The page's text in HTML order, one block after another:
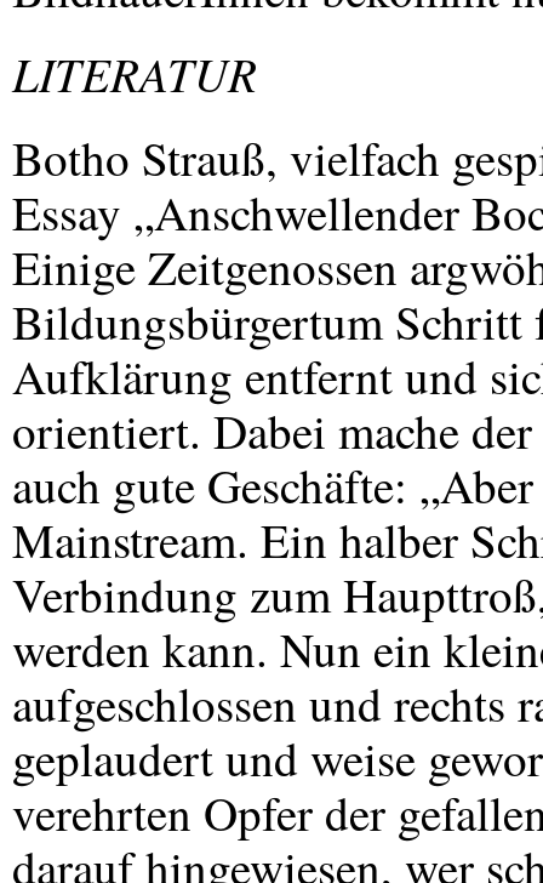
LITERATUR
Botho Strauß, vielfach
Essay „Anschwellender
Einige Zeitgenossen
Bildungsbürgertum
Aufklärung entfernt und
orientiert. Dabei mache
auch gute Geschäfte:
Mainstream. Ein halber
Verbindung zum
werden kann. Nun ein
aufgeschlossen und rechts
geplaudert und weise
verehrten Opfer der
darauf hingewiesen, wer